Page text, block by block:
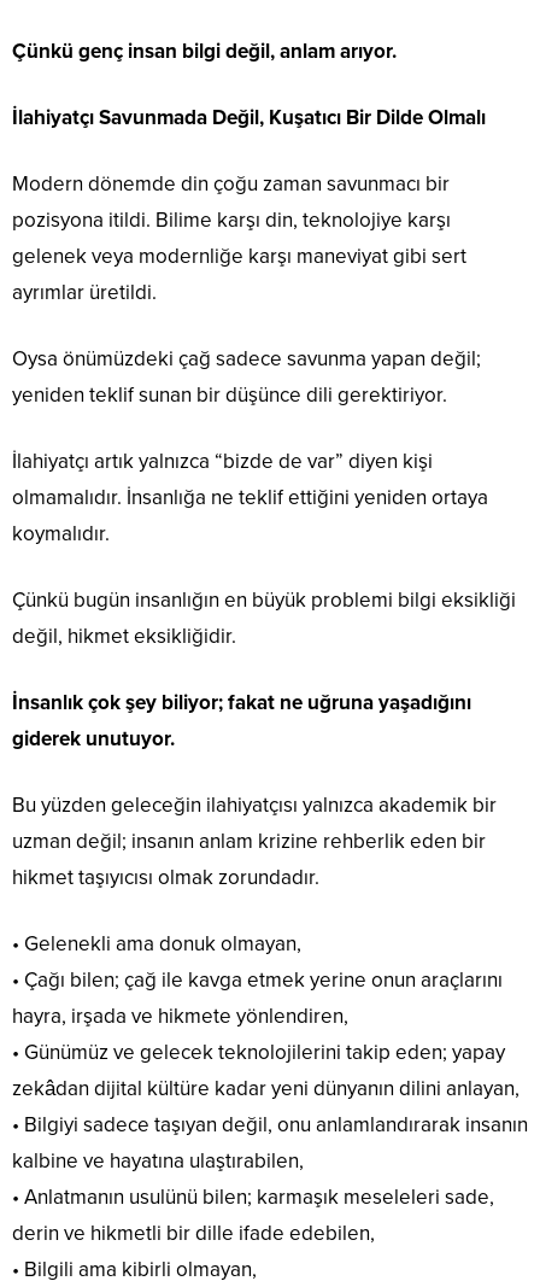
Çünkü genç insan bilgi değil, anlam arıyor.
İlahiyatçı Savunmada Değil, Kuşatıcı Bir Dilde Olmalı
Modern dönemde din çoğu zaman savunmacı bir
pozisyona itildi. Bilime karşı din, teknolojiye karşı
gelenek veya modernliğe karşı maneviyat gibi sert
ayrımlar üretildi.
Oysa önümüzdeki çağ sadece savunma yapan değil;
yeniden teklif sunan bir düşünce dili gerektiriyor.
İlahiyatçı artık yalnızca “bizde de var” diyen kişi
olmamalıdır. İnsanlığa ne teklif ettiğini yeniden ortaya
koymalıdır.
Çünkü bugün insanlığın en büyük problemi bilgi eksikliği
değil, hikmet eksikliğidir.
İnsanlık çok şey biliyor; fakat ne uğruna yaşadığını
giderek unutuyor.
Bu yüzden geleceğin ilahiyatçısı yalnızca akademik bir
uzman değil; insanın anlam krizine rehberlik eden bir
hikmet taşıyıcısı olmak zorundadır.
• Gelenekli ama donuk olmayan,
• Çağı bilen; çağ ile kavga etmek yerine onun araçlarını
hayra, irşada ve hikmete yönlendiren,
• Günümüz ve gelecek teknolojilerini takip eden; yapay
zekâdan dijital kültüre kadar yeni dünyanın dilini anlayan,
• Bilgiyi sadece taşıyan değil, onu anlamlandırarak insanın
kalbine ve hayatına ulaştırabilen,
• Anlatmanın usulünü bilen; karmaşık meseleleri sade,
derin ve hikmetli bir dille ifade edebilen,
• Bilgili ama kibirli olmayan,